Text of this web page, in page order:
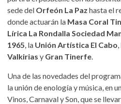
sede del Orfeón La Paz hasta el
donde actuarán la Masa Coral
Lírica La Rondalla Sociedad
1965 , la Unión Artística El Cabo
Valkirias y Gran Tinerfe
Una de las novedades del
la unión de enología y música, en
Vinos, Carnaval y Son, que se